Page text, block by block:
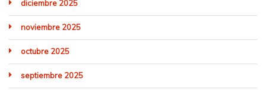
diciembre 2025
noviembre 2025
octubre 2025
septiembre 2025